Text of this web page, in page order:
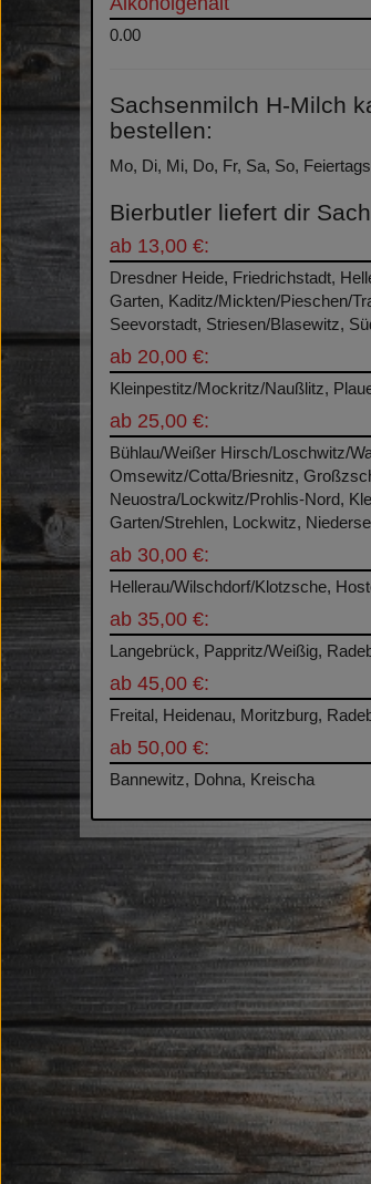
0.00
Sachsenmilch H-Milch
bestellen:
Mo, Di, Mi, Do, Fr, Sa, So,
Bierbutler liefert dir
ab 13,00 €:
Dresdner Heide, Friedrichstadt,
Garten, Kaditz/Mickten/Pieschen/
Seevorstadt, Striesen/Blasewitz,
ab 20,00 €:
Kleinpestitz/Mockritz/Naußlitz,
ab 25,00 €:
Bühlau/Weißer Hirsch/Loschwitz/
Omsewitz/Cotta/Briesnitz,
Neuostra/Lockwitz/Prohlis-Nord,
Garten/Strehlen, Lockwitz,
ab 30,00 €:
Hellerau/Wilschdorf/Klotzsche,
ab 35,00 €:
Langebrück, Pappritz/Weißig,
ab 45,00 €:
Freital, Heidenau, Moritzburg,
ab 50,00 €:
Bannewitz, Dohna, Kreischa